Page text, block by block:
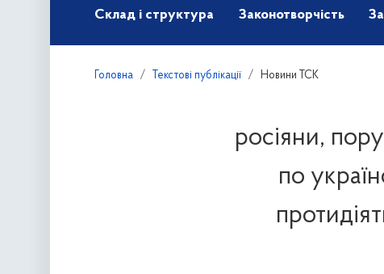
Склад і структура Законотворчість
Головна Текстові публікації Новини ТСК
росіяни,
по